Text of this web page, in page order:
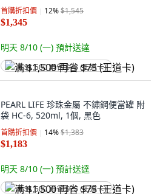
首購折扣價 12%$1,545
$1,345
明天 8/10 (一) 預計送達
满 $1,500 再省 $75 (王道卡)
PEARL LIFE 珍珠金屬 不鏽鋼便當罐 附
袋 HC-6, 520ml, 1個, 黑色
首購折扣價 14%$1,383
$1,183
明天 8/10 (一) 預計送達
满 $1,500 再省 $75 (王道卡)